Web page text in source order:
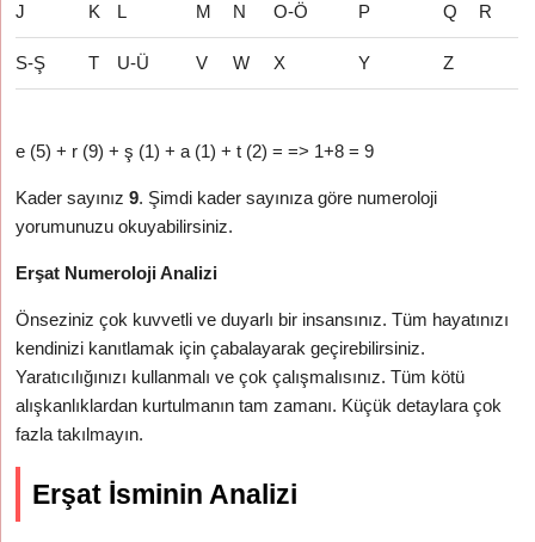
J K L M N O-Ö P Q R
S-Ş T U-Ü V W X Y Z
e (5) + r (9) + ş (1) + a (1) + t (2) = => 1+8 = 9
Kader sayınız9. Şimdi kader sayınıza göre numeroloji
yorumunuzu okuyabilirsiniz.
Erşat Numeroloji Analizi
Önseziniz çok kuvvetli ve duyarlı bir insansınız. Tüm hayatınızı
kendinizi kanıtlamak için çabalayarak geçirebilirsiniz.
Yaratıcılığınızı kullanmalı ve çok çalışmalısınız. Tüm kötü
alışkanlıklardan kurtulmanın tam zamanı. Küçük detaylara çok
fazla takılmayın.
Erşat İsminin Analizi